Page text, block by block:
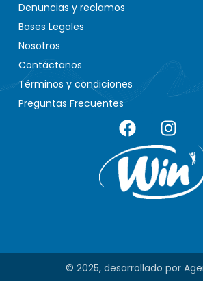
Denuncias y reclamos
Bases Legales
Nosotros
Contáctanos
Términos y condiciones
Preguntas Frecuentes
© 2025, desarrollado por